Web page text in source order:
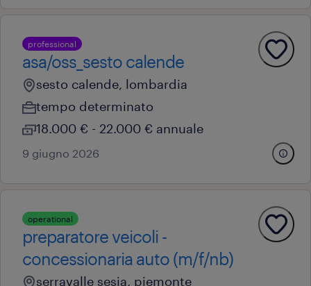
professional
asa/oss_sesto calende
sesto calende, lombardia
tempo determinato
18.000 € - 22.000 € annuale
9 giugno 2026
operational
preparatore veicoli -
concessionaria auto (m/f/nb)
serravalle sesia, piemonte